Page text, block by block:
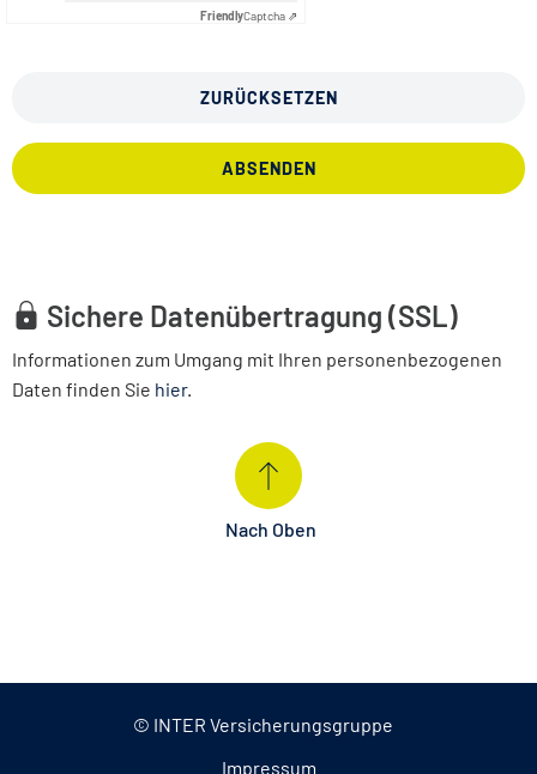
FriendlyCaptcha ⇗
ZURÜCKSETZEN
ABSENDEN
Sichere Datenübertragung (SSL)
Informationen zum Umgang mit Ihren personenbezogenen
Daten finden Sie hier.
Nach Oben
© INTER Versicherungsgruppe
Impressum